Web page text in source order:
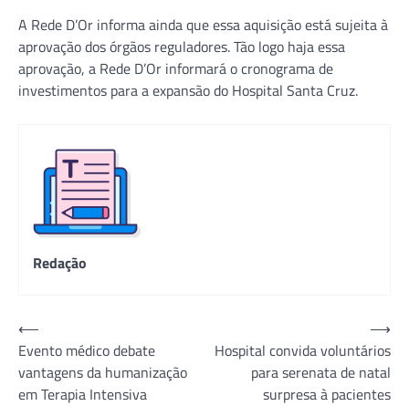
A Rede D’Or informa ainda que essa aquisição está sujeita à
aprovação dos órgãos reguladores. Tão logo haja essa
aprovação, a Rede D’Or informará o cronograma de
investimentos para a expansão do Hospital Santa Cruz.
Redação
Navegação
de
Post
⟵
Evento médico debate
vantagens da humanização
em Terapia Intensiva
Hospital convida voluntários
para serenata de natal
surpresa à pacientes
⟶